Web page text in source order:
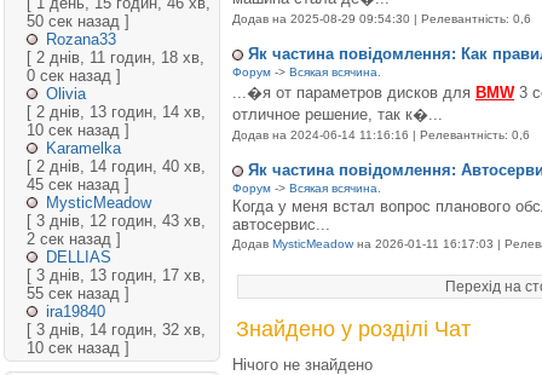
50 сек назад ]
Rozana33
[ 2 днів, 11 годин, 18 хв,
0 сек назад ]
Olivia
[ 2 днів, 13 годин, 14 хв,
10 сек назад ]
Karamelka
[ 2 днів, 14 годин, 40 хв,
45 сек назад ]
MysticMeadow
[ 3 днів, 12 годин, 43 хв,
2 сек назад ]
DELLIAS
[ 3 днів, 13 годин, 17 хв,
55 сек назад ]
ira19840
[ 3 днів, 14 годин, 32 хв,
10 сек назад ]
Додав на 2025-08-29 09:54:30 | Релевантність: 0,6
Як частина повідомлення: Как
Форум -> Всякая всячина.
...�я от параметров дисков для BMW3
отличное решение, так к�...
Додав на 2024-06-14 11:16:16 | Релевантність: 0,6
Як частина повідомлення:
Форум -> Всякая всячина.
Когда у меня встал вопрос планового
автосервис...
Додав MysticMeadow на 2026-01-11 16:17:03 |
Перехід на
Знайдено у розділі Чат
Нічого не знайдено